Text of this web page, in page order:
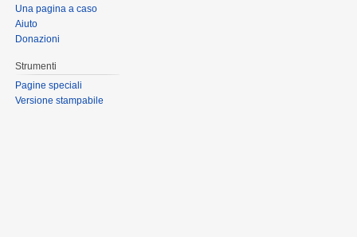
Una pagina a caso
Aiuto
Donazioni
Strumenti
Pagine speciali
Versione stampabile